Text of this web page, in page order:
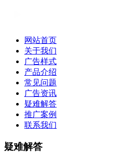
网站首页
关于我们
广告样式
产品介绍
常见问题
广告资讯
疑难解答
推广案例
联系我们
疑难解答